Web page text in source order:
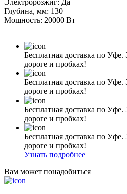
Глубина, мм: 130
Мощность: 20000 Вт
Бесплатная доставка по
дороге и пробках!
Бесплатная доставка по
дороге и пробках!
Бесплатная доставка по
дороге и пробках!
Бесплатная доставка по
дороге и пробках!
Узнать подробнее
Вам может понадобиться